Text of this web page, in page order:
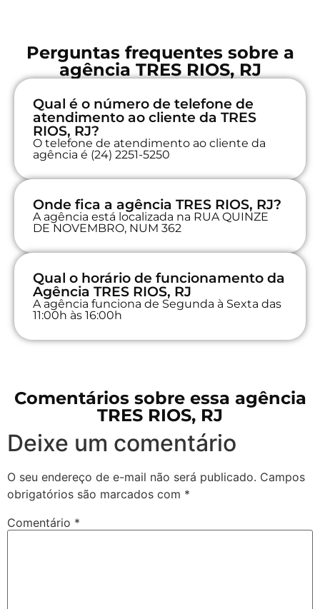
Perguntas frequentes sobre a
agência TRES RIOS, RJ
Qual é o número de telefone de
atendimento ao cliente da TRES
RIOS, RJ?
O telefone de atendimento ao cliente da
agência é (24) 2251-5250
Onde fica a agência TRES RIOS, RJ?
A agência está localizada na RUA QUINZE
DE NOVEMBRO, NUM 362
Qual o horário de funcionamento da
Agência TRES RIOS, RJ
A agência funciona de Segunda à Sexta das
11:00h às 16:00h
Comentários sobre essa agência
TRES RIOS, RJ
Deixe um comentário
O seu endereço de e-mail não será publicado. Campos
obrigatórios são marcados com *
Comentário *